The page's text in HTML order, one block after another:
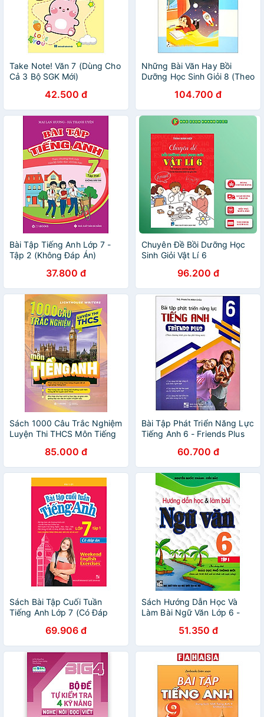
Take Note! Văn 7 (Dùng Cho
Cả 3 Bộ SGK Mới)
42.500 đ
Những Bài Văn Hay Bồi
Dưỡng Học Sinh Giỏi 8 (Theo
Thông Mới)104.700 đ
Bài Tập Tiếng Anh Lớp 7 -
Tập 2 (Không Đáp Án)
37.800 đ
Chuyên Đề Bồi Dưỡng Học
Sinh Giỏi Vật Lí 6
96.200 đ
Sách 1000 Câu Trắc Nghiệm
Luyện Thi THCS Môn Tiếng
85.000 đ
Bài Tập Phát Triển Năng Lực
Tiếng Anh 6 - Friends Plus
Dục Phổ Thông Mới)
60.700 đ
Sách Bài Tập Cuối Tuần
Tiếng Anh Lớp 7 (Có Đáp
69.906 đ
Sách Hướng Dẫn Học Và
Làm Bài Ngữ Văn Lớp 6 -
Tri Thức Với Cuộc Sống)
51.350 đ